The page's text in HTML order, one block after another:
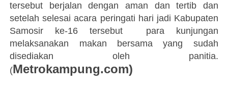
tersebut berjalan dengan aman dan tertib dan
setelah selesai acara peringati hari jadi Kabupaten
Samosir ke-16 tersebut para kunjungan
melaksanakan makan bersama yang sudah
disediakan oleh panitia.
(Metrokampung.com)